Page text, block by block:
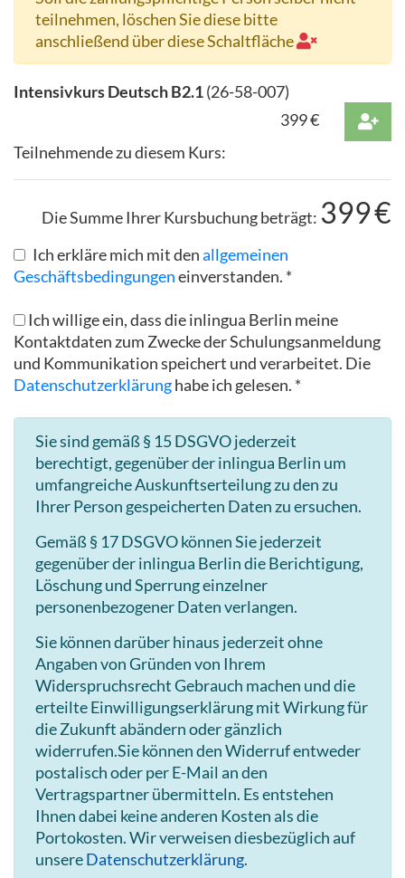
teilnehmen, löschen Sie diese bitte
anschließend über diese Schaltfläche
Intensivkurs Deutsch B2.1(26-58-007)
399€
Teilnehmende zu diesem Kurs:
Die Summe Ihrer Kursbuchung beträgt: 399€
Ich erkläre mich mit denallgemeinen
Geschäftsbedingungeneinverstanden. *
Ich willige ein, dass die inlingua Berlin meine
Kontaktdaten zum Zwecke der Schulungsanmeldung
und Kommunikation speichert und verarbeitet. Die
Datenschutzerklärunghabe ich gelesen. *
Sie sind gemäß § 15 DSGVO jederzeit
berechtigt, gegenüber der inlingua Berlin um
umfangreiche Auskunftserteilung zu den zu
Ihrer Person gespeicherten Daten zu ersuchen.
Gemäß § 17 DSGVO können Sie jederzeit
gegenüber der inlingua Berlin die Berichtigung,
Löschung und Sperrung einzelner
personenbezogener Daten verlangen.
Sie können darüber hinaus jederzeit ohne
Angaben von Gründen von Ihrem
Widerspruchsrecht Gebrauch machen und die
erteilte Einwilligungserklärung mit Wirkung für
die Zukunft abändern oder gänzlich
widerrufen.Sie können den Widerruf entweder
postalisch oder per E-Mail an den
Vertragspartner übermitteln. Es entstehen
Ihnen dabei keine anderen Kosten als die
Portokosten. Wir verweisen diesbezüglich auf
unsereDatenschutzerklärung.